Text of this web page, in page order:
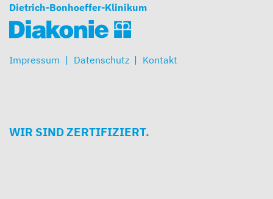
Dietrich-Bonhoeffer-Klinikum
Impressum Datenschutz Kontakt
WIR SIND ZERTIFIZIERT.